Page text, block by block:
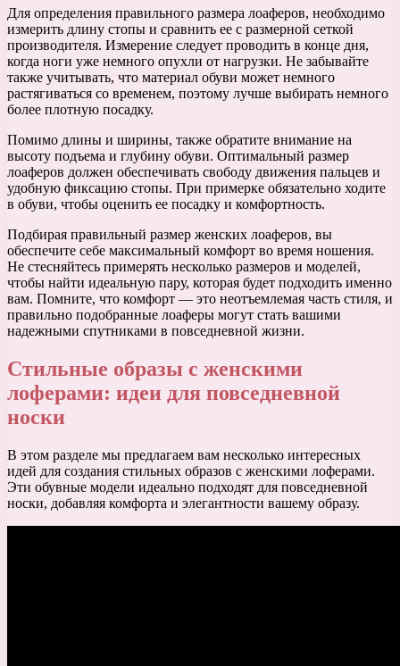
Для определения правильного размера лоаферов, необходимо
измерить длину стопы и сравнить ее с размерной сеткой
производителя. Измерение следует проводить в конце дня,
когда ноги уже немного опухли от нагрузки. Не забывайте
также учитывать, что материал обуви может немного
растягиваться со временем, поэтому лучше выбирать немного
более плотную посадку.
Помимо длины и ширины, также обратите внимание на
высоту подъема и глубину обуви. Оптимальный размер
лоаферов должен обеспечивать свободу движения пальцев и
удобную фиксацию стопы. При примерке обязательно ходите
в обуви, чтобы оценить ее посадку и комфортность.
Подбирая правильный размер женских лоаферов, вы
обеспечите себе максимальный комфорт во время ношения.
Не стесняйтесь примерять несколько размеров и моделей,
чтобы найти идеальную пару, которая будет подходить именно
вам. Помните, что комфорт — это неотъемлемая часть стиля, и
правильно подобранные лоаферы могут стать вашими
надежными спутниками в повседневной жизни.
Стильные образы с женскими
лоферами: идеи для повседневной
носки
В этом разделе мы предлагаем вам несколько интересных
идей для создания стильных образов с женскими лоферами.
Эти обувные модели идеально подходят для повседневной
носки, добавляя комфорта и элегантности вашему образу.